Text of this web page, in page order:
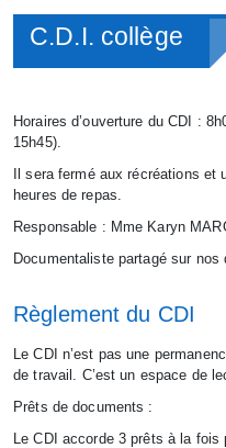
C.D.I. collège
Horaires d’ouverture du CDI :
15h45).
Il sera fermé aux récréations
heures de repas.
Responsable : Mme Karyn
Documentaliste partagé sur
Règlement du CDI
Le CDI n’est pas une
de travail. C’est un espace de
Prêts de documents :
Le CDI accorde 3 prêts à la fois